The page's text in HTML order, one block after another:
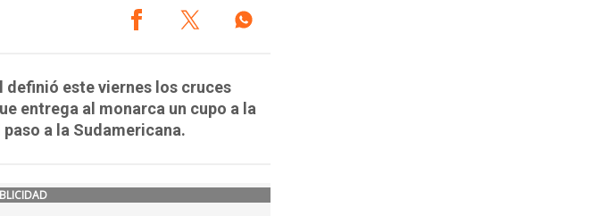
este viernes los cruces
entrega al monarca un cupo a la
a la Sudamericana.